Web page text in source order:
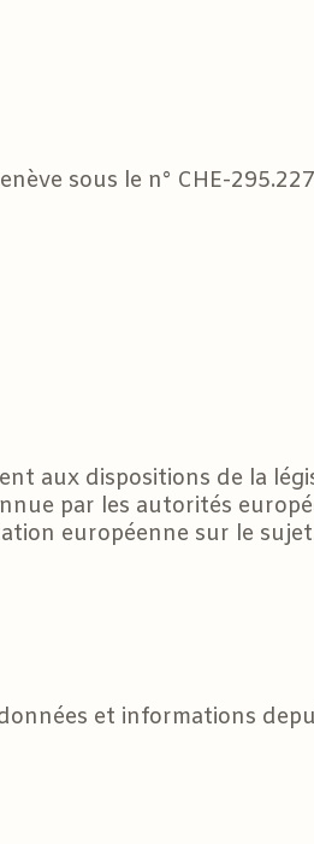
sous le n° CHE-
aux dispositions de la
par les autorités
européenne sur le
et informations